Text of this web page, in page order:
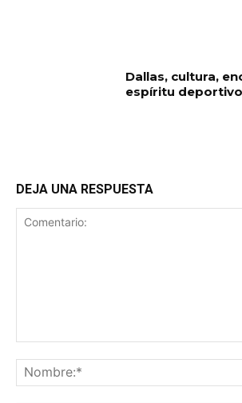
Dallas, cultura,
espíritu deportivo
DEJA UNA RESPUESTA